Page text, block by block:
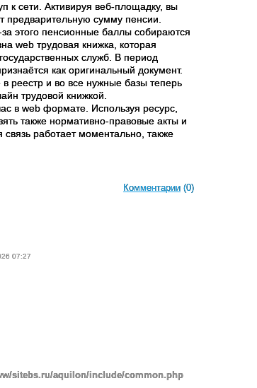
к сети. Активируя веб-площадку, вы
предварительную сумму пенсии.
этого пенсионные баллы собираются
web трудовая книжка, которая
служб. В период
как оригинальный документ.
реестр и во все нужные базы теперь
трудовой книжкой.
в web формате. Используя ресурс,
также нормативно-правовые акты и
работает моментально, также
Комментарии (0)
07:27
sitebs.ru/aquilon/include/common.php